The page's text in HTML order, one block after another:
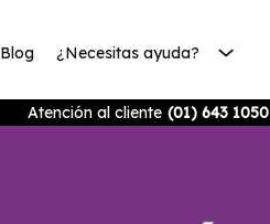
Blog ¿Necesitas ayuda?
Atención al cliente (01) 643 1050